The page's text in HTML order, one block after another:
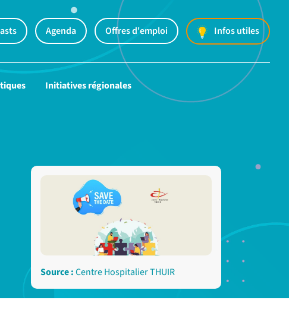
Agenda Offres d'emploi Infos utiles
Initiatives régionales
Source :Centre Hospitalier THUIR